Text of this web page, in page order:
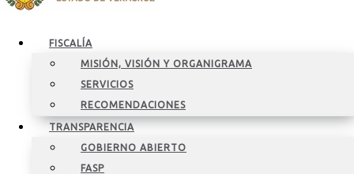
FISCALÍA
MISIÓN, VISIÓN Y ORGANIGRAMA
SERVICIOS
RECOMENDACIONES
TRANSPARENCIA
GOBIERNO ABIERTO
FASP